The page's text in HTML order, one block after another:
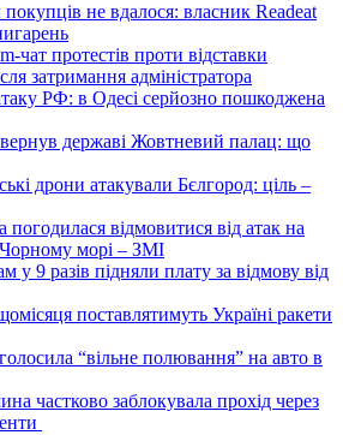
не вдалося: власник Readeat
чат протестів проти відставки
затримання адміністратора
РФ: в Одесі серйозно пошкоджена
державі Жовтневий палац: що
дрони атакували Бєлгород: ціль –
погодилася відмовитися від атак на
Чорному морі – ЗМІ
у 9 разів підняли плату за відмову від
поставлятимуть Україні ракети
“вільне полювання” на авто в
частково заблокувала прохід через